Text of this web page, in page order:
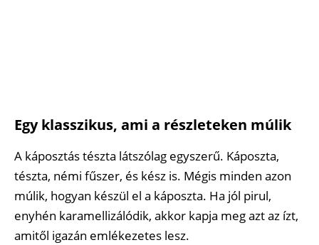
Egy klasszikus, ami a részleteken múlik
A káposztás tészta látszólag egyszerű. Káposzta,
tészta, némi fűszer, és kész is. Mégis minden azon
múlik, hogyan készül el a káposzta. Ha jól pirul,
enyhén karamellizálódik, akkor kapja meg azt az ízt,
amitől igazán emlékezetes lesz.